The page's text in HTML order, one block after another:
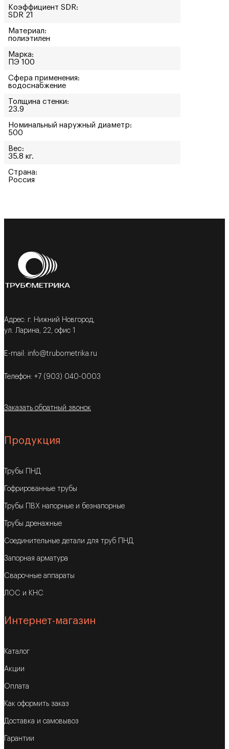
Коэффициент SDR:
SDR 21
Материал:
полиэтилен
Марка:
ПЭ 100
Сфера применения:
водоснабжение
Толщина стенки:
23.9
Номинальный наружный диаметр:
500
Вес:
35.8 кг.
Страна:
Россия
Адрес: г. Нижний Новгород,
ул. Ларина, 22, офис 1
E-mail: info@trubometrika.ru
Телефон: +7 (903) 040-0003
Заказать обратный звонок
Продукция
Трубы ПНД
Гофрированные трубы
Трубы ПВХ напорные и безнапорные
Трубы дренажные
Соединительные детали для труб ПНД
Запорная арматура
Сварочные аппараты
ЛОС и КНС
Интернет-магазин
Каталог
Акции
Оплата
Как оформить заказ
Доставка и самовывоз
Гарантии